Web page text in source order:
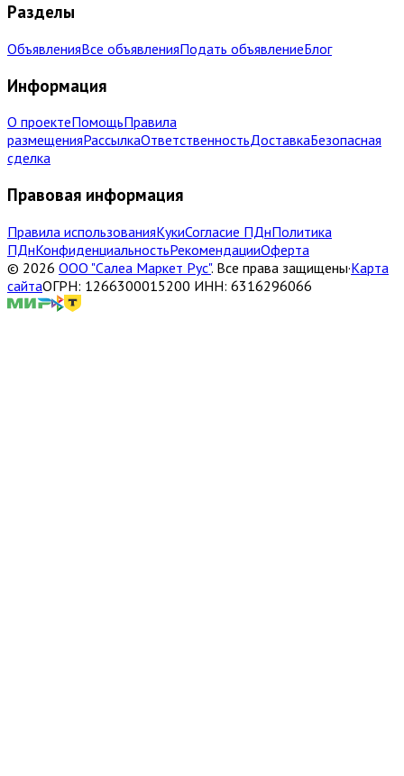
Разделы
ОбъявленияВсе объявленияПодать объявлениеБлог
Информация
О проектеПомощьПравила
размещенияРассылкаОтветственностьДоставкаБезопасная
сделка
Правовая информация
Правила использованияКукиСогласие ПДнПолитика
ПДнКонфиденциальностьРекомендацииОферта
© 2026 ООО "Салеа Маркет Рус". Все права защищены·Карта
сайтаОГРН: 1266300015200 ИНН: 6316296066